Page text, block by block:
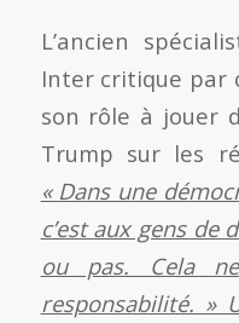
L’ancien
Inter critique par
son rôle à jouer
Trump sur les
« Dans une
c’est aux gens de
ou pas. Cela
responsabilité. »